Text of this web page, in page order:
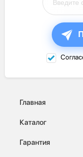
Главная
Каталог
Гарантия